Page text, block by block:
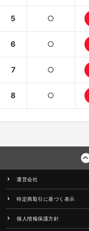
5 ○
6 ○
7 ○
8 ○
運営会社
特定商取引に基づく表示
個人情報保護方針